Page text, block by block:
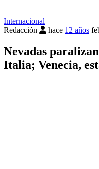
Internacional
Redacción
hace 12 años
Nevadas
Italia; Venecia,